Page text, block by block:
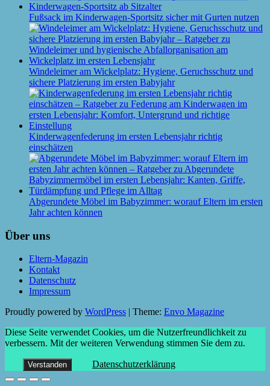
Fußsack im Kinderwagen-Sportsitz sicher mit Gurten nutzen
Windeleimer am Wickelplatz: Hygiene, Geruchsschutz und
sichere Platzierung im ersten Babyjahr
Kinderwagenfederung im ersten Lebensjahr richtig
einschätzen
Abgerundete Möbel im Babyzimmer: worauf Eltern im ersten
Jahr achten können
Über uns
Eltern-Magazin
Kontakt
Datenschutz
Impressum
Proudly powered by WordPress Theme: Envo Magazine
Diese Seite verwendet Cookies, um die Nutzerfreundlichkeit zu
verbessern. Mit der weiteren Verwendung stimmen Sie dem zu.
Verstanden Datenschutzerklärung